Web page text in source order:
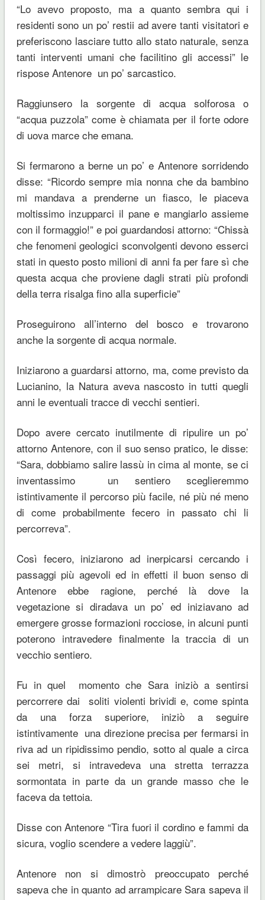
“Lo avevo proposto, ma a quanto sembra qui i
residenti sono un po’ restii ad avere tanti visitatori e
preferiscono lasciare tutto allo stato naturale, senza
tanti interventi umani che facilitino gli accessi” le
rispose Antenore un po’ sarcastico.
Raggiunsero la sorgente di acqua solforosa o
“acqua puzzola” come è chiamata per il forte odore
di uova marce che emana.
Si fermarono a berne un po’ e Antenore sorridendo
disse: “Ricordo sempre mia nonna che da bambino
mi mandava a prenderne un fiasco, le piaceva
moltissimo inzupparci il pane e mangiarlo assieme
con il formaggio!” e poi guardandosi attorno: “Chissà
che fenomeni geologici sconvolgenti devono esserci
stati in questo posto milioni di anni fa per fare sì che
questa acqua che proviene dagli strati più profondi
della terra risalga fino alla superficie”
Proseguirono all’interno del bosco e trovarono
anche la sorgente di acqua normale.
Iniziarono a guardarsi attorno, ma, come previsto da
Lucianino, la Natura aveva nascosto in tutti quegli
anni le eventuali tracce di vecchi sentieri.
Dopo avere cercato inutilmente di ripulire un po’
attorno Antenore, con il suo senso pratico, le disse:
“Sara, dobbiamo salire lassù in cima al monte, se ci
inventassimo un sentiero sceglieremmo
istintivamente il percorso più facile, né più né meno
di come probabilmente fecero in passato chi li
percorreva”.
Così fecero, iniziarono ad inerpicarsi cercando i
passaggi più agevoli ed in effetti il buon senso di
Antenore ebbe ragione, perché là dove la
vegetazione si diradava un po’ ed iniziavano ad
emergere grosse formazioni rocciose, in alcuni punti
poterono intravedere finalmente la traccia di un
vecchio sentiero.
Fu in quel momento che Sara iniziò a sentirsi
percorrere dai soliti violenti brividi e, come spinta
da una forza superiore, iniziò a seguire
istintivamente una direzione precisa per fermarsi in
riva ad un ripidissimo pendio, sotto al quale a circa
sei metri, si intravedeva una stretta terrazza
sormontata in parte da un grande masso che le
faceva da tettoia.
Disse con Antenore “Tira fuori il cordino e fammi da
sicura, voglio scendere a vedere laggiù”.
Antenore non si dimostrò preoccupato perché
sapeva che in quanto ad arrampicare Sara sapeva il